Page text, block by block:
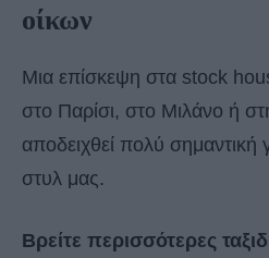
οίκων
Μια επίσκεψη στα stock
στο Παρίσι, στο Μιλάνο ή
αποδειχθεί πολύ σημαντική
στυλ μας.
Βρείτε περισσότερες